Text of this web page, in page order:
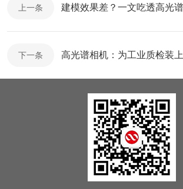
上一条
下一条 高光谱相机：为工业质检装上